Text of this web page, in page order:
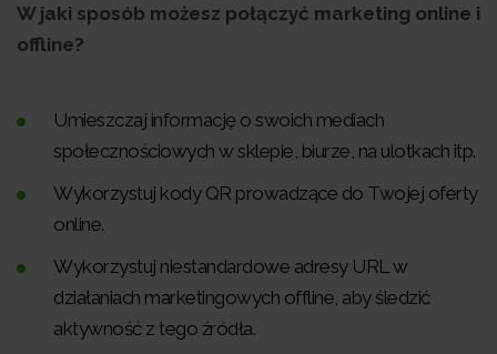
W jaki sposób możesz połączyć marketing online i
offline?
Umieszczaj informację o swoich mediach
społecznościowych w sklepie, biurze, na ulotkach itp.
Wykorzystuj kody QR prowadzące do Twojej oferty
online.
Wykorzystuj niestandardowe adresy URL w
działaniach marketingowych offline, aby śledzić
aktywność z tego źródła.